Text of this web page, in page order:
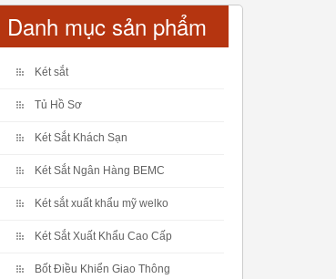
Danh mục sản phẩm
Két sắt
Tủ Hồ Sơ
Két Sắt Khách Sạn
Két Sắt Ngân Hàng BEMC
Két sắt xuất khẩu mỹ welko
Két Sắt Xuất Khẩu Cao Cấp
Bốt Điều Khiển Giao Thông